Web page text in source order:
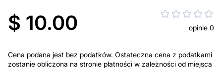
$ 10.00 opinie 0
Cena podana jest bez podatków. Ostateczna cena z podatkami
zostanie obliczona na stronie płatności w zależności od miejsca